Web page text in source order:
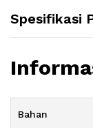
Spesifikasi
Bahan